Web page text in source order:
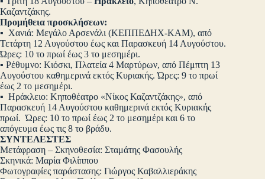
Καζαντζάκης.
Προμήθεια προσκλήσεων:
▪ Χανιά: Μεγάλο Αρσενάλι (ΚΕΠΠΕΔΗΧ-ΚΑΜ), από
Τετάρτη 12 Αυγούστου έως και Παρασκευή 14 Αυγούστου.
Ώρες: 10 το πρωί έως 3 το μεσημέρι.
▪ Ρέθυμνο: Κιόσκι, Πλατεία 4 Μαρτύρων, από Πέμπτη 13
Αυγούστου καθημερινά εκτός Κυριακής. Ώρες: 9 το πρωί
έως 2 το μεσημέρι.
▪ Ηράκλειο: Κηποθέατρο «Νίκος Καζαντζάκης», από
Παρασκευή 14 Αυγούστου καθημερινά εκτός Κυριακής
πρωί. Ώρες: 10 το πρωί έως 2 το μεσημέρι και 6 το
απόγευμα έως τις 8 το βράδυ.
ΣΥΝΤΕΛΕΣΤΕΣ
Μετάφραση – Σκηνοθεσία: Σταμάτης Φασουλής
Σκηνικά: Μαρία Φιλίππου
Φωτογραφίες παράστασης: Γιώργος Καβαλλιεράκης